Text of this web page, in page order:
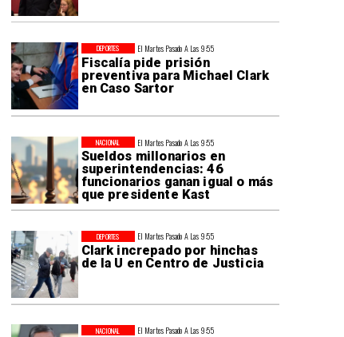
El Martes Pasado A Las 9:55
Fiscalía pide prisión
preventiva para Michael Clark
en Caso Sartor
DEPORTES
El Martes Pasado A Las 9:55
Sueldos millonarios en
superintendencias: 46
funcionarios ganan igual o más
que presidente Kast
NACIONAL
El Martes Pasado A Las 9:55
Clark increpado por hinchas
de la U en Centro de Justicia
DEPORTES
El Martes Pasado A Las 9:55
NACIONAL